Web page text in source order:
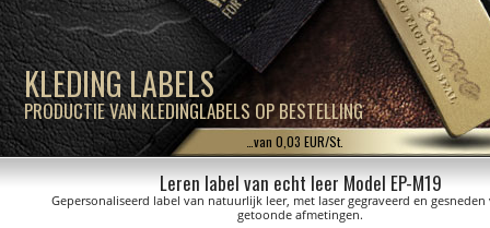
KLEDING LABELS
PRODUCTIE VAN KLEDINGLABELS OP BESTELLING
…van 0,03 EUR/St.
Leren label van echt leer Model EP-M19
Gepersonaliseerd label van natuurlijk leer, met laser gegraveerd en gesneden
getoonde afmetingen.